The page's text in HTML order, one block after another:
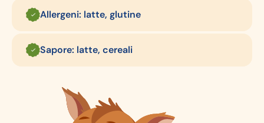
Allergeni: latte, glutine
Sapore: latte, cereali